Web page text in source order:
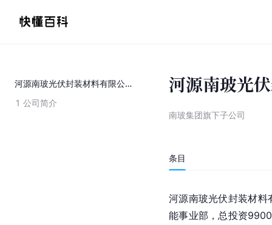
河源南玻光伏封装材料有限公司
1 公司简介
河源南玻光
南玻集团旗下子公司
条目
河源南玻光伏封装材料
能事业部，总投资